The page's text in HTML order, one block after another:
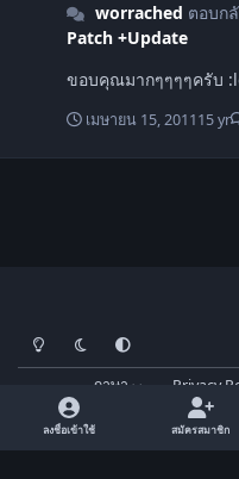
worrached ตอบก
Patch +Update
ขอบคุณมากๆๆๆๆครับ
เมษายน 15, 201115 yr
โหมดสว่างโหมดมืด การตั้งค่าระบบ
ภาษา Privacy
FM-Thai.com
ลงชื่อเข้าใช้ สมัครสมาชิก